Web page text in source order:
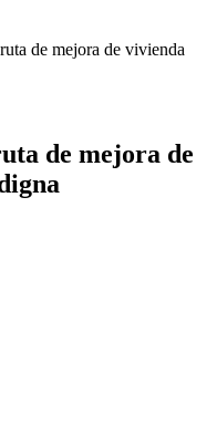
de mejora de vivienda
de mejora de